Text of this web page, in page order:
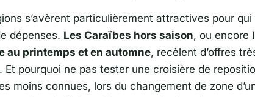
s’avèrent particulièrement attractives pour
dépenses. Les Caraïbes hors saison, ou encore
au printemps et en automne, recèlent d’offres
Et pourquoi ne pas tester une croisière de
moins connues, lors du changement de zone